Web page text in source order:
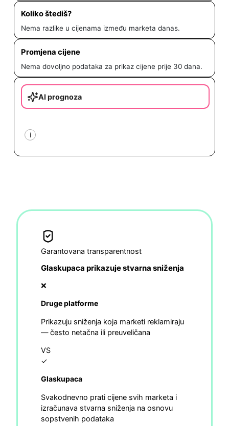
Koliko štediš?
Nema razlike u cijenama između marketa danas.
Promjena cijene
Nema dovoljno podataka za prikaz cijene prije 30 dana.
AI prognoza
i
Garantovana transparentnost
Glaskupaca prikazuje stvarna sniženja
❌
Druge platforme
Prikazuju sniženja koja marketi reklamiraju
— često netačna ili preuveličana
VS
✓
Glaskupaca
Svakodnevno prati cijene svih marketa i
izračunava stvarna sniženja na osnovu
sopstvenih podataka